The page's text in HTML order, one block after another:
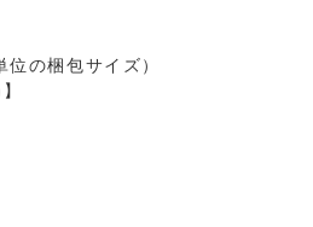
位の梱包サイズ）